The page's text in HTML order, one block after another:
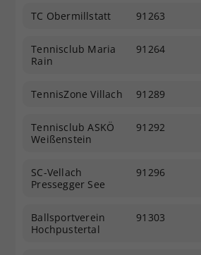
TC Obermillstatt 91263
Tennisclub Maria
Rain
91264
TennisZone Villach 91289
Tennisclub ASKÖ
Weißenstein
91292
SC-Vellach
Pressegger See
91296
Ballsportverein
Hochpustertal
91303